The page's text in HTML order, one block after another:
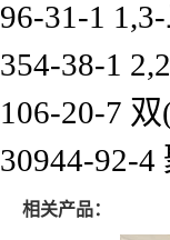
96-31-1
354-38-1
106-20-7
30944-92-
相关产品：